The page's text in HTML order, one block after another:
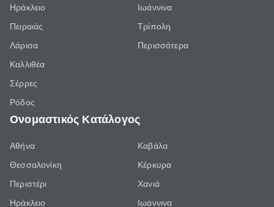
Ηράκλειο
Πειραιάς
Λάρισα
Καλλιθέα
Σέρρες
Ρόδος
Ιωάννινα
Τρίπολη
Περισσότερα
Ονομαστικός Κατάλογος
Αθήνα
Θεσσαλονίκη
Περιστέρι
Ηράκλειο
Καβάλα
Κέρκυρα
Χανιά
Ιωάννινα